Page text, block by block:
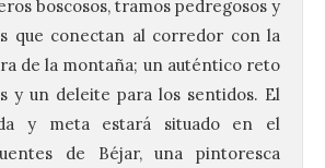
boscosos, tramos pedregosos y
que conectan al corredor con la
de la montaña; un auténtico reto
y un deleite para los sentidos. El
y meta estará situado en el
de Béjar, una pintoresca